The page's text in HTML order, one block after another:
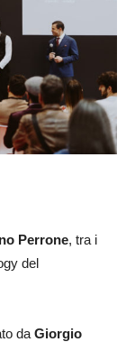
Perrone, tra i
del
da Giorgio